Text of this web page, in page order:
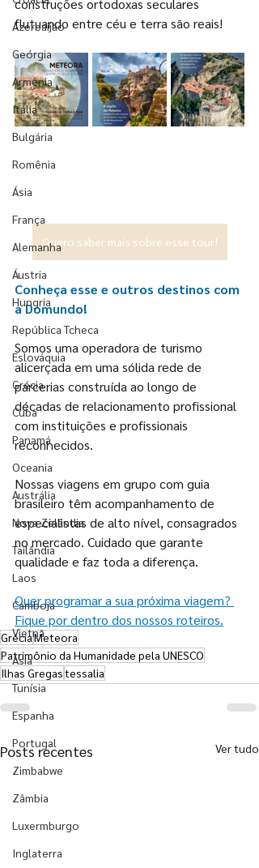
Azerbaijão
Geórgia
Armênia
Itália
Bulgária
Romênia
Ásia
França
Alemanha
Áustria
Hungria
República Tcheca
Eslováquia
Grécia
Cuba
Panamá
Oceania
Austrália
Nova Zelândia
Tailândia
Laos
Camboja
Vietnã
Ásia
Tunísia
Espanha
Portugal
Zimbabwe
Zâmbia
Luxermburgo
Inglaterra
construções ortodoxas seculares
flutuando entre céu e terra são reais!
Quero saber mais sobre esse tour!
Conheça esse e outros destinos com
a Domundo!
Somos uma operadora de turismo
alicerçada em uma sólida rede de
parcerias construída ao longo de
décadas de relacionamento profissional
com instituições e profissionais
reconhecidos.
Nossas viagens em grupo com guia
brasileiro têm acompanhamento de
especialistas de alto nível, consagrados
no mercado. Cuidado que garante
qualidade e faz toda a diferença.
Quer programar a sua próxima viagem?
Fique por dentro dos nossos roteiros.
GréciaMeteora
Patrimônio da Humanidade pela UNESCO
Ilhas Gregastessalia
Posts recentes Ver tudo